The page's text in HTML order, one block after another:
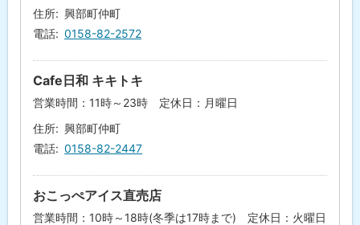
住所
興部町仲町
電話
0158-82-2572
Cafe日和 キキトキ
営業時間：11時～23時 定休日：月曜日
住所
興部町仲町
電話
0158-82-2447
おこっぺアイス直売店
営業時間：10時～18時(冬季は17時まで) 定休日：火曜日